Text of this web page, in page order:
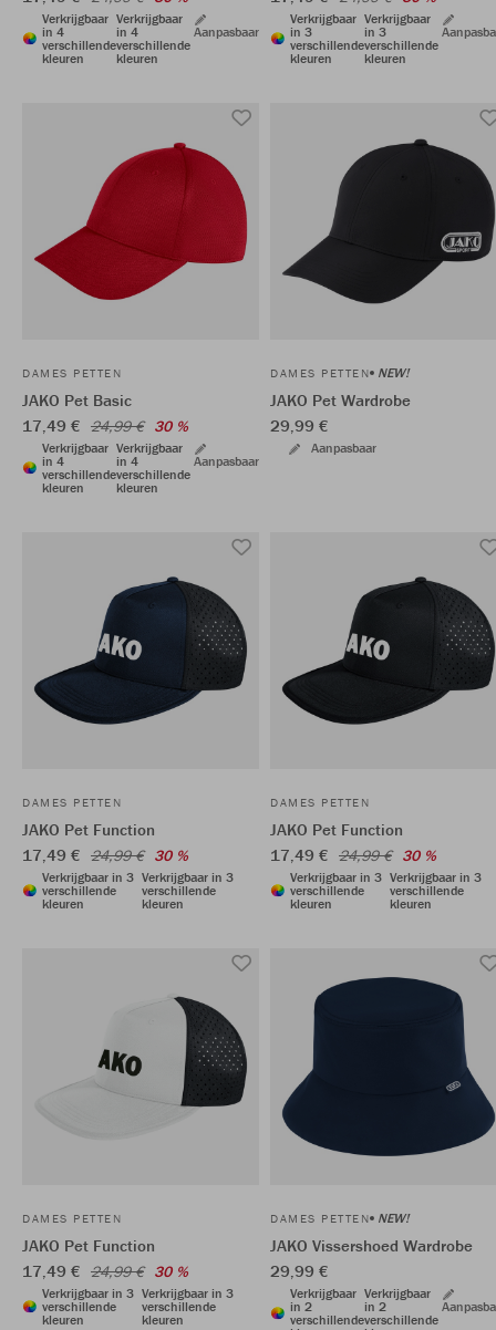
Verkrijgbaar
in 4
verschillende
kleuren
Verkrijgbaar
in 4
verschillende
kleuren
Aanpasbaar
Verkrijgbaar
in 3
verschillende
kleuren
Verkrijgbaar
in 3
verschillende
kleuren
DAMES PETTEN
JAKO Pet Basic
17,49 € 24,99 € 30 %
Verkrijgbaar
in 4
verschillende
kleuren
Verkrijgbaar
in 4
verschillende
kleuren
Aanpasbaar
DAMES PETTEN NEW!
JAKO Pet Wardrobe
29,99 €
Aanpasbaar
DAMES PETTEN
JAKO Pet Function
17,49 € 24,99 € 30 %
Verkrijgbaar in 3
verschillende
kleuren
Verkrijgbaar in 3
verschillende
kleuren
DAMES PETTEN
JAKO Pet Function
17,49 € 24,99 € 30 %
Verkrijgbaar in 3
verschillende
kleuren
Verkrijgbaar in 3
verschillende
kleuren
DAMES PETTEN
JAKO Pet Function
17,49 € 24,99 € 30 %
Verkrijgbaar in 3
verschillende
kleuren
Verkrijgbaar in 3
verschillende
kleuren
DAMES PETTEN NEW!
JAKO Vissershoed Wardrobe
29,99 €
Verkrijgbaar
in 2
verschillende
Verkrijgbaar
in 2
verschillende